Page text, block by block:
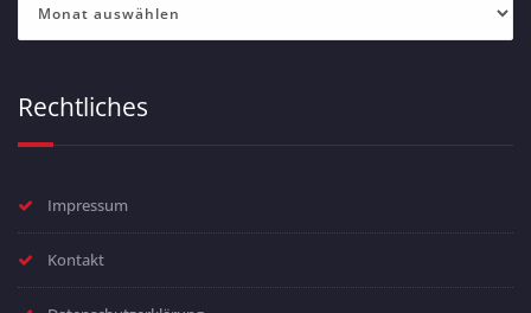
Rechtliches
Impressum
Kontakt